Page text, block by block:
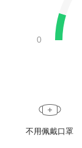
不用佩戴口罩